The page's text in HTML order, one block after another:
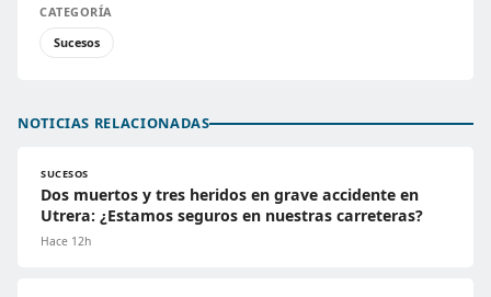
CATEGORÍA
Sucesos
NOTICIAS RELACIONADAS
SUCESOS
Dos muertos y tres heridos en grave accidente en
Utrera: ¿Estamos seguros en nuestras carreteras?
Hace 12h